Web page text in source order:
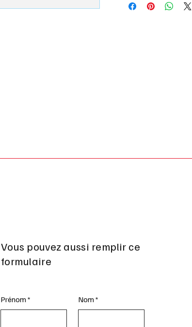
Vous pouvez aussi remplir ce
formulaire
Prénom Nom